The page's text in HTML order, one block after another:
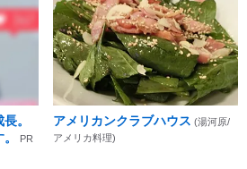
。
PR
アメリカンクラブハウス (湯河原/
アメリカ料理)